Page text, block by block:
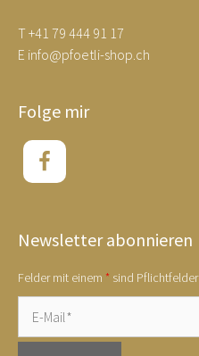
T+41 79 444 91 17
E info@pfoetli-shop.ch
Folge mir
Newsletter abonnieren
Felder mit einem * sind Pflichtfelder